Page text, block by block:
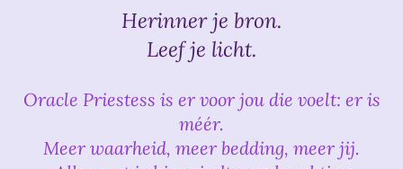
Herinner je bron.
Leef je licht.
Oracle Priestess is er voor jou die voelt: er is
méér.
Meer waarheid, meer bedding, meer jij.